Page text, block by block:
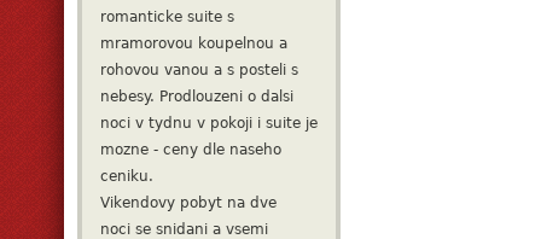
romanticke suite s
mramorovou koupelnou a
rohovou vanou a s posteli s
nebesy. Prodlouzeni o dalsi
noci v tydnu v pokoji i suite je
mozne - ceny dle naseho
ceniku.
Vikendovy pobyt na dve
noci se snidani a vsemi